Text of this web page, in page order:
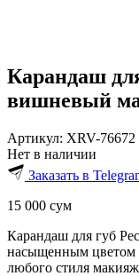
Карандаш
вишневый
Артикул: XRV-76672
Нет в наличии
Заказать в
15 000 сум
Карандаш для губ
насыщенным цветом
любого стиля